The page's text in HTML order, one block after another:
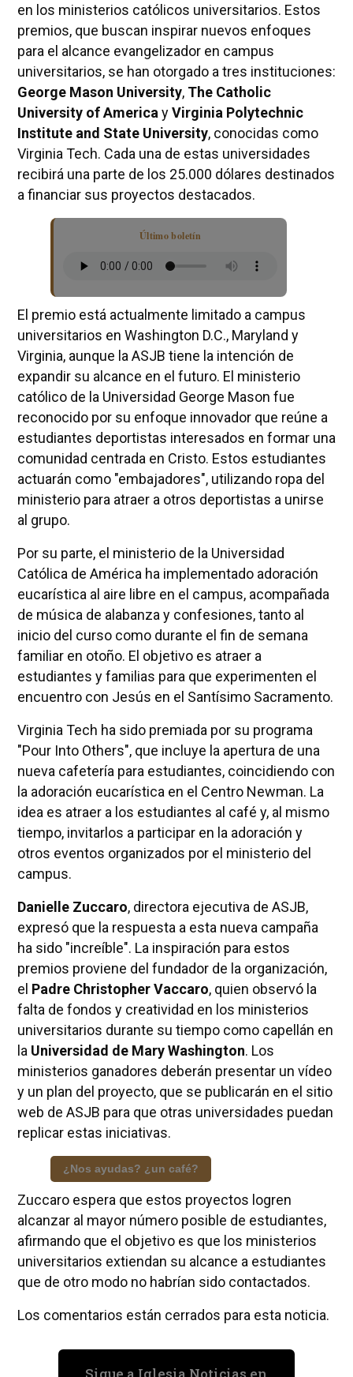
en los ministerios católicos universitarios. Estos
premios, que buscan inspirar nuevos enfoques
para el alcance evangelizador en campus
universitarios, se han otorgado a tres instituciones:
George Mason University, The Catholic
University of America yVirginia Polytechnic
Institute and State University, conocidas como
Virginia Tech. Cada una de estas universidades
recibirá una parte de los 25.000 dólares destinados
a financiar sus proyectos destacados.
Último boletín
El premio está actualmente limitado a campus
universitarios en Washington D.C., Maryland y
Virginia, aunque la ASJB tiene la intención de
expandir su alcance en el futuro. El ministerio
católico de la Universidad George Mason fue
reconocido por su enfoque innovador que reúne a
estudiantes deportistas interesados en formar una
comunidad centrada en Cristo. Estos estudiantes
actuarán como "embajadores", utilizando ropa del
ministerio para atraer a otros deportistas a unirse
al grupo.
Por su parte, el ministerio de la Universidad
Católica de América ha implementado adoración
eucarística al aire libre en el campus, acompañada
de música de alabanza y confesiones, tanto al
inicio del curso como durante el fin de semana
familiar en otoño. El objetivo es atraer a
estudiantes y familias para que experimenten el
encuentro con Jesús en el Santísimo Sacramento.
Virginia Tech ha sido premiada por su programa
"Pour Into Others", que incluye la apertura de una
nueva cafetería para estudiantes, coincidiendo con
la adoración eucarística en el Centro Newman. La
idea es atraer a los estudiantes al café y, al mismo
tiempo, invitarlos a participar en la adoración y
otros eventos organizados por el ministerio del
campus.
Danielle Zuccaro, directora ejecutiva de ASJB,
expresó que la respuesta a esta nueva campaña
ha sido "increíble". La inspiración para estos
premios proviene del fundador de la organización,
el Padre Christopher Vaccaro, quien observó la
falta de fondos y creatividad en los ministerios
universitarios durante su tiempo como capellán en
la Universidad de Mary Washington. Los
ministerios ganadores deberán presentar un vídeo
y un plan del proyecto, que se publicarán en el sitio
web de ASJB para que otras universidades puedan
replicar estas iniciativas.
¿Nos ayudas? ¿un café?
Zuccaro espera que estos proyectos logren
alcanzar al mayor número posible de estudiantes,
afirmando que el objetivo es que los ministerios
universitarios extiendan su alcance a estudiantes
que de otro modo no habrían sido contactados.
Los comentarios están cerrados para esta noticia.